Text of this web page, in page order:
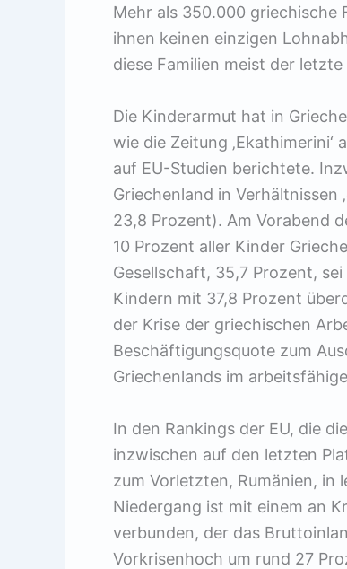
Mehr als 350.000 griechische
ihnen keinen einzigen
diese Familien meist der
Die Kinderarmut hat in
wie die Zeitung
auf EU-Studien berichtete.
Griechenland in Verhältnissen
23,8 Prozent). Am Vorabend
10 Prozent aller Kinder
Gesellschaft, 35,7 Prozent,
Kindern mit 37,8 Prozent
der Krise der griechischen
Beschäftigungsquote zum
Griechenlands im
In den Rankings der EU, die
inzwischen auf den letzten
zum Vorletzten, Rumänien, in
Niedergang ist mit einem an
verbunden, der das
Vorkrisenhoch um rund 27